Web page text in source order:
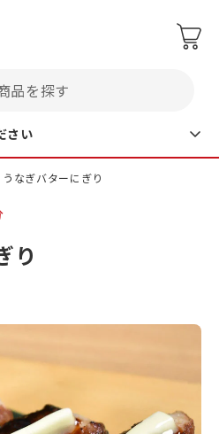
品を探す
さい
うなぎバターにぎり
り